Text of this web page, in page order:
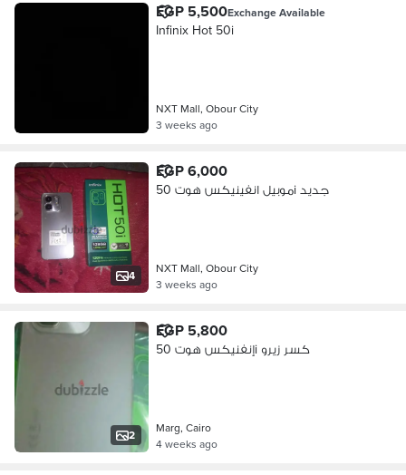
EGP 5,500Exchange Available
Infinix Hot 50i
NXT Mall, Obour City
3 weeks ago
4
EGP 6,000
موبيل انفينيكس هوت 50i جديد
NXT Mall, Obour City
3 weeks ago
2
EGP 5,800
إنفنيكس هوت 50i كسر زيرو
Marg, Cairo
4 weeks ago